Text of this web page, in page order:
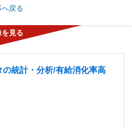
へ戻る
統計・分析/有給消化率高